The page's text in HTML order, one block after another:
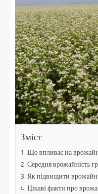
Зміст
Що впливає на
Середня врожайність
Як підвищити
Цікаві факти про